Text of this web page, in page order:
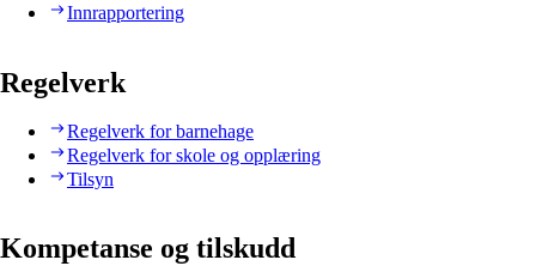
Innrapportering
Regelverk
Regelverk for barnehage
Regelverk for skole og opplæring
Tilsyn
Kompetanse og tilskudd